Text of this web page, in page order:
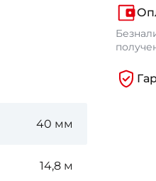
40 мм
14,8 м